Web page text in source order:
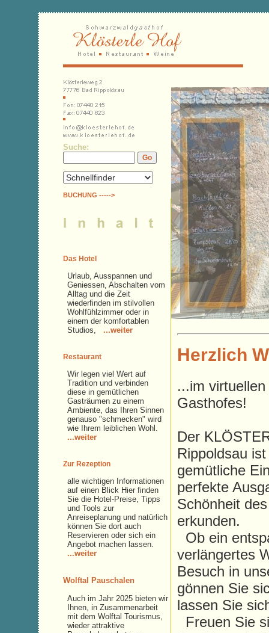
Suche:
BUCHUNG ----->
Das Hotel
Urlaub, Ausspannen und
Geniessen, Abschalten vom
Alltag und die Zeit
wiederfinden im stilvollen
Wohlfühlzimmer oder in
einem der komfortablen
Studios,
...weiter
Restaurant
Wir legen viel Wert auf
Tradition und verbinden
diese in gemütlichen
Gasträumen zu einem
Ambiente, das Ihren Sinnen
genauso "schmecken" wird
wie Ihrem leiblichen Wohl.
...weiter
Zur Rezeption
alle wichtigen Informationen
auf einen Blick Hier finden
Sie die Hotel-Preise, Tipps
und Tools zur
Anreiseplanung und natürlich
können Sie dort auch
Reservieren oder sich ein
Angebot machen lassen.
...weiter
Wolftal Pauschalen
Auch im Jahr 2025 bieten wir
Ihnen, in Zusammenarbeit
mit dem Wolftal Tourismus,
wieder attraktive
Herzlich
...im
Gasthofes!
Der
Rippoldsau
gemütliche
perfekte
Schönheit
erkunden.
Ob ein
verlängertes
Besuch in
gönnen Sie
lassen Sie
Freuen Sie